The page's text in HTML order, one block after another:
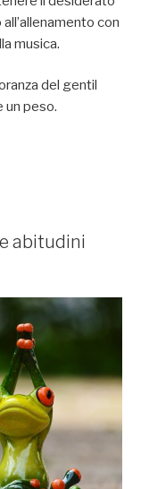
con
musica.
del gentil
un peso.
abitudini